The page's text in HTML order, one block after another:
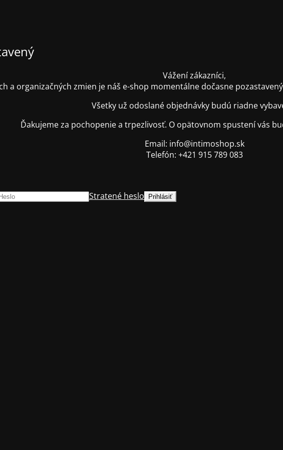
Vážení zákazníci,
a organizačných zmien je náš e-shop momentálne dočasne
Všetky už odoslané objednávky budú riadne
Ďakujeme za pochopenie a trpezlivosť. O opätovnom spustení vás
Email: info@intimoshop.sk
Telefón: +421 915 789 083
Stratené heslo